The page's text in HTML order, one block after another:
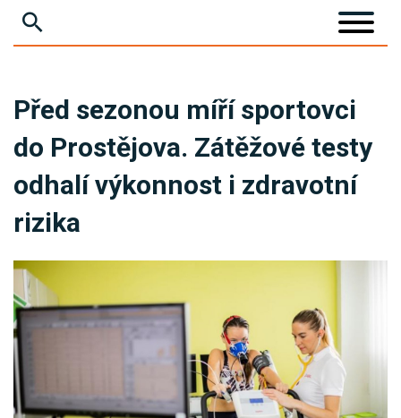
KRIMI
SPORT
KULTURA
SPOLEČNOST
Před sezonou míří sportovci
do Prostějova. Zátěžové testy
odhalí výkonnost i zdravotní
rizika